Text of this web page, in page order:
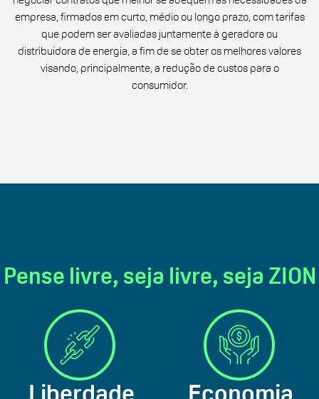
empresa, firmados em curto, médio ou longo prazo, com tarifas
que podem ser avaliadas juntamente à geradora ou
distribuidora de energia, a fim de se obter os melhores valores
visando, principalmente, a redução de custos para o
consumidor.
Pense livre, seja livre, seja ZION